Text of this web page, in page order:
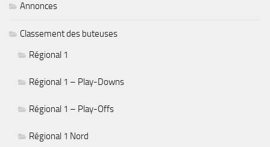
Annonces
Classement des buteuses
Régional 1
Régional 1 – Play-Downs
Régional 1 – Play-Offs
Régional 1 Nord